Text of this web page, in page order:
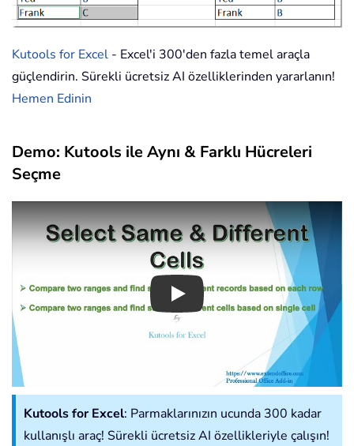
Kutools for Excel - Excel'i 300'den fazla temel araçla
güçlendirin. Sürekli ücretsiz AI özelliklerinden yararlanın!
Hemen Edinin
Demo: Kutools ile Aynı & Farklı Hücreleri
Seçme
Play
Kutools for Excel: Parmaklarınızın ucunda 300 kadar
kullanışlı araç! Sürekli ücretsiz AI özellikleriyle çalışın!